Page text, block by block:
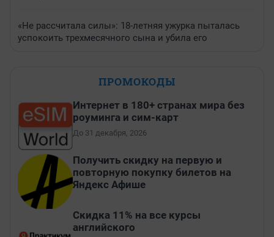
«Не рассчитала силы»: 18-летняя ужурка пыталась
успокоить трехмесячного сына и убила его
ПРОМОКОДЫ
Интернет в 180+ странах мира без
роуминга и сим-карт
До 31 декабря, 2026
Получить скидку на первую и
повторную покупку билетов на
Яндекс Афише
Скидка 11% на все курсы
английского